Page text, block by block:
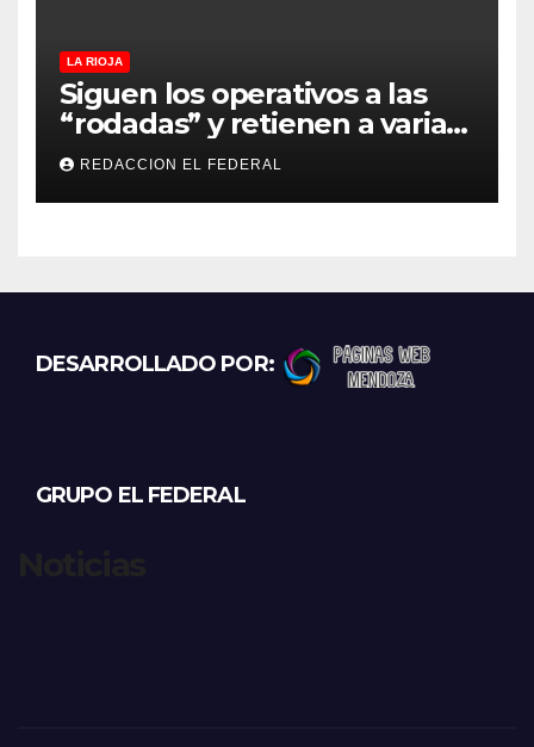
LA RIOJA
Siguen los operativos a las
“rodadas” y retienen a varias
motocicletas
REDACCION EL FEDERAL
DESARROLLADO POR:
GRUPO EL FEDERAL